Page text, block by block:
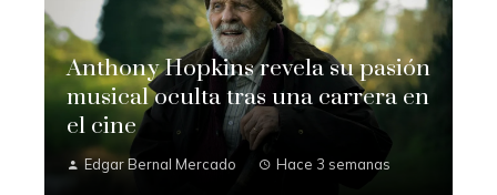
Anthony Hopkins revela su pasión
musical oculta tras una carrera en
el cine
Edgar Bernal Mercado Hace 3 semanas